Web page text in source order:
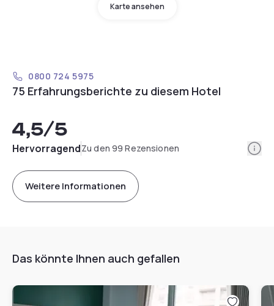
Karte ansehen
0800 724 5975
75 Erfahrungsberichte zu diesem Hotel
4,5/5
HervorragendZu den 99 Rezensionen
Weitere Informationen
Das könnte Ihnen auch gefallen